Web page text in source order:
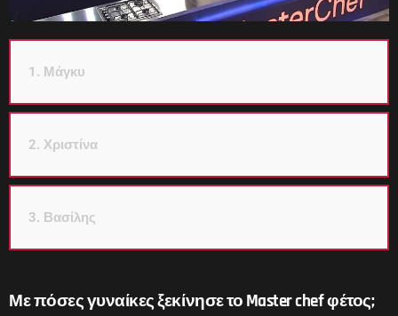
1. Μάγκυ
2. Χριστίνα
3. Βασίλης
Με πόσες γυναίκες ξεκίνησε το Master chef φέτος;